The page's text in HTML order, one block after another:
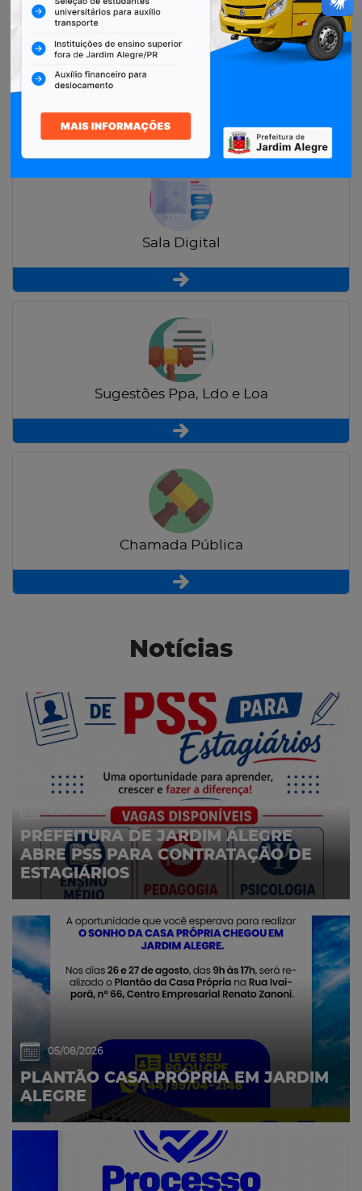
Restituição de Contribuintes
Sala Digital
Sugestões Ppa, Ldo e Loa
Chamada Pública
Notícias
PREFEITURA DE JARDIM ALEGRE
ABRE PSS PARA CONTRATAÇÃO DE
ESTAGIÁRIOS
05/08/2026
PLANTÃO CASA PRÓPRIA EM JARDIM
ALEGRE